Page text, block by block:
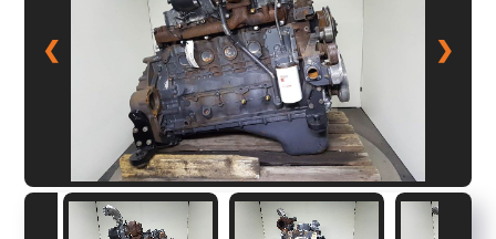
❮ ❯